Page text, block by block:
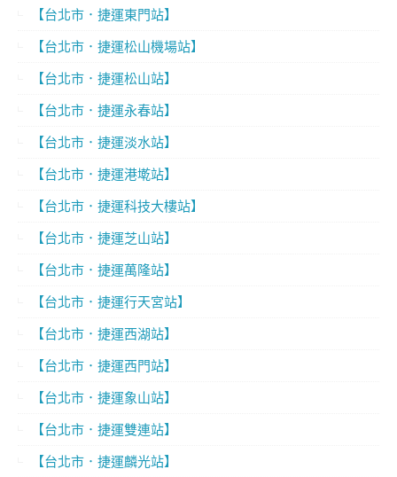
【台北市．捷運東門站】
【台北市．捷運松山機場站】
【台北市．捷運松山站】
【台北市．捷運永春站】
【台北市．捷運淡水站】
【台北市．捷運港墘站】
【台北市．捷運科技大樓站】
【台北市．捷運芝山站】
【台北市．捷運萬隆站】
【台北市．捷運行天宮站】
【台北市．捷運西湖站】
【台北市．捷運西門站】
【台北市．捷運象山站】
【台北市．捷運雙連站】
【台北市．捷運麟光站】